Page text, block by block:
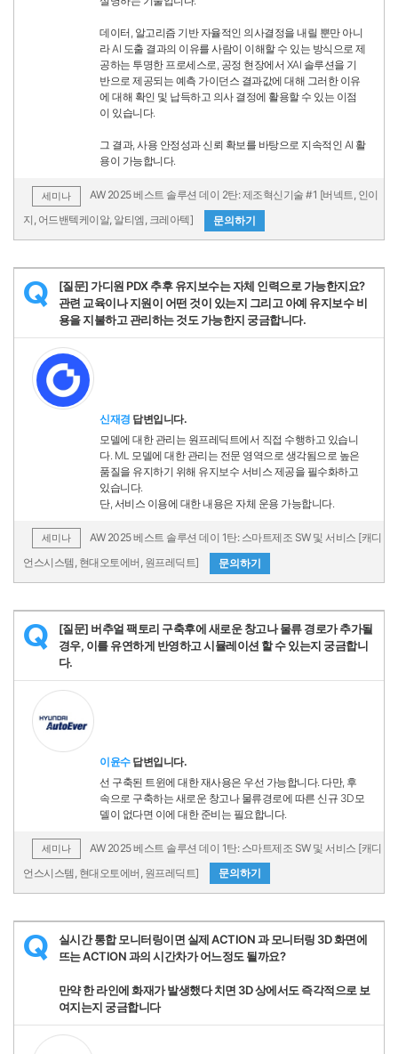
데이터, 알고리즘 기반 자율적인 의사결정을 내릴 뿐만 아니
라 AI 도출 결과의 이유를 사람이 이해할 수 있는 방식으로 제
공하는 투명한 프로세스로, 공정 현장에서 XAI 솔루션을 기
반으로 제공되는 예측 가이던스 결과값에 대해 그러한 이유
에 대해 확인 및 납득하고 의사 결정에 활용할 수 있는 이점
이 있습니다.
그 결과, 사용 안정성과 신뢰 확보를 바탕으로 지속적인 AI 활
용이 가능합니다.
세미나
AW 2025 베스트 솔루션 데이 2탄: 제조혁신기술 #1 [버넥트, 인이
지, 어드밴텍케이알, 알티엠, 크레아텍]
문의하기
Q
[질문] 가디원 PDX 추후 유지보수는 자체 인력으로 가능한지요?
관련 교육이나 지원이 어떤 것이 있는지 그리고 아예 유지보수 비
용을 지불하고 관리하는 것도 가능한지 궁금합니다.
신재경 답변입니다.
모델에 대한 관리는 원프레딕트에서 직접 수행하고 있습니
다. ML 모델에 대한 관리는 전문 영역으로 생각됨으로 높은
품질을 유지하기 위해 유지보수 서비스 제공을 필수화하고
있습니다.
단, 서비스 이용에 대한 내용은 자체 운용 가능합니다.
세미나
AW 2025 베스트 솔루션 데이 1탄: 스마트제조 SW 및 서비스 [캐디
언스시스템, 현대오토에버, 원프레딕트]
문의하기
Q
[질문] 버추얼 팩토리 구축후에 새로운 창고나 물류 경로가 추가될
경우, 이를 유연하게 반영하고 시뮬레이션 할 수 있는지 궁금합니
다.
이윤수답변입니다.
선 구축된 트윈에 대한 재사용은 우선 가능합니다. 다만, 후
속으로 구축하는 새로운 창고나 물류경로에 따른 신규 3D모
델이 없다면 이에 대한 준비는 필요합니다.
세미나
AW 2025 베스트 솔루션 데이 1탄: 스마트제조 SW 및 서비스 [캐디
언스시스템, 현대오토에버, 원프레딕트]
문의하기
Q
실시간 통합 모니터링이면 실제 ACTION 과 모니터링 3D 화면에
뜨는 ACTION 과의 시간차가 어느정도 될까요?
만약 한 라인에 화재가 발생했다 치면 3D 상에서도 즉각적으로 보
여지는지 궁금합니다